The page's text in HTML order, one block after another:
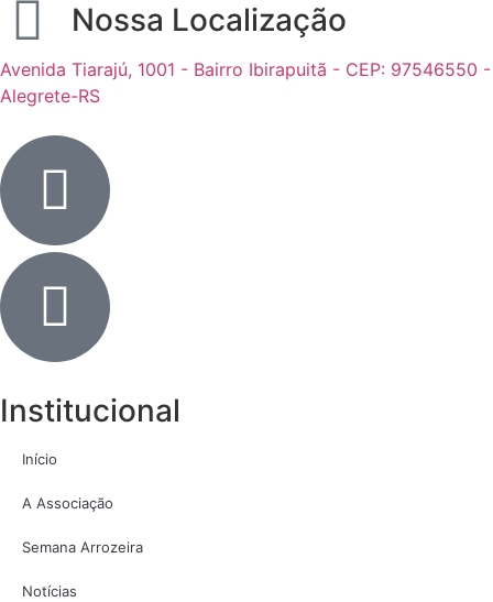
Nossa Localização
Avenida Tiarajú, 1001 - Bairro Ibirapuitã - CEP: 97546550 -
Alegrete-RS
Institucional
Início
A Associação
Semana Arrozeira
Notícias